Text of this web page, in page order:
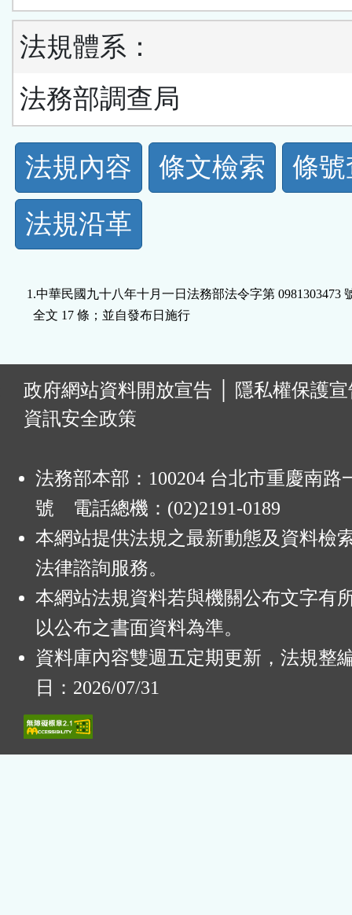
法規體系：
法務部調查局
法
規
功
按
區
法規內容 條文檢索
條
法規沿革
1.中華民國九十八年十月一日法務部法令字第 0981303473
  全文 17 條；並自發布日施行
政府網站資料開放宣告
隱私權保護
資訊安全政策
法務部本部：100204 台北市重慶南路
號 電話總機：(02)2191-0189
本網站提供法規之最新動態及資料檢
法律諮詢服務。
本網站法規資料若與機關公布文字有
以公布之書面資料為準。
資料庫內容雙週五定期更新，法規整
日：2026/07/31